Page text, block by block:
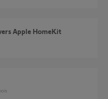
Apple HomeKit